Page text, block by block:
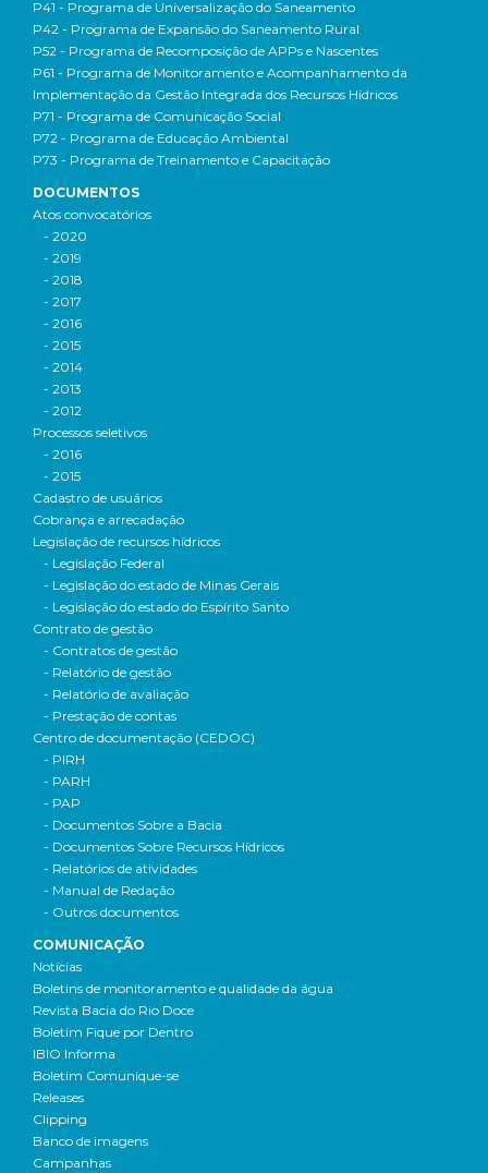
P41 - Programa de Universalização do Saneamento
P42 - Programa de Expansão do Saneamento Rural
P52 - Programa de Recomposição de APPs e Nascentes
P61 - Programa de Monitoramento e Acompanhamento da
Implementação da Gestão Integrada dos Recursos Hídricos
P71 - Programa de Comunicação Social
P72 - Programa de Educação Ambiental
P73 - Programa de Treinamento e Capacitação
DOCUMENTOS
Atos convocatórios
- 2020
- 2019
- 2018
- 2017
- 2016
- 2015
- 2014
- 2013
- 2012
Processos seletivos
- 2016
- 2015
Cadastro de usuários
Cobrança e arrecadação
Legislação de recursos hídricos
- Legislação Federal
- Legislação do estado de Minas Gerais
- Legislação do estado do Espírito Santo
Contrato de gestão
- Contratos de gestão
- Relatório de gestão
- Relatório de avaliação
- Prestação de contas
Centro de documentação (CEDOC)
- PIRH
- PARH
- PAP
- Documentos Sobre a Bacia
- Documentos Sobre Recursos Hídricos
- Relatórios de atividades
- Manual de Redação
- Outros documentos
COMUNICAÇÃO
Notícias
Boletins de monitoramento e qualidade da água
Revista Bacia do Rio Doce
Boletim Fique por Dentro
IBIO Informa
Boletim Comunique-se
Releases
Clipping
Banco de imagens
Campanhas